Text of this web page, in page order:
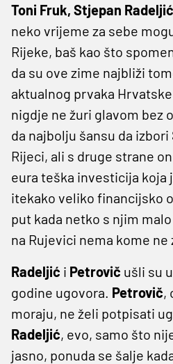
Toni Fruk, Stjepan Radeljić
neko vrijeme za sebe
Rijeke, baš kao što
da su ove zime najbliži
aktualnog prvaka
nigdje ne žuri glavom bez
da najbolju šansu da izbori
Rijeci, ali s druge strane
eura teška investicija koja
itekako veliko financijsko
put kada netko s njim
na Rujevici nema kome ne
Radeljić i Petrovič ušli su
godine ugovora. Petrovič,
moraju, ne želi potpisati
Radeljić, evo, samo što
jasno, ponuda se šalje